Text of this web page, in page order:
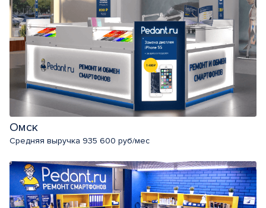
Омск
Средняя выручка 935 600 руб/мес